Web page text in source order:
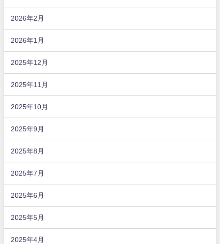
2026年2月
2026年1月
2025年12月
2025年11月
2025年10月
2025年9月
2025年8月
2025年7月
2025年6月
2025年5月
2025年4月